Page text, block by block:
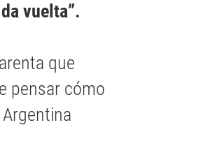
vuelta”.
que
pensar cómo